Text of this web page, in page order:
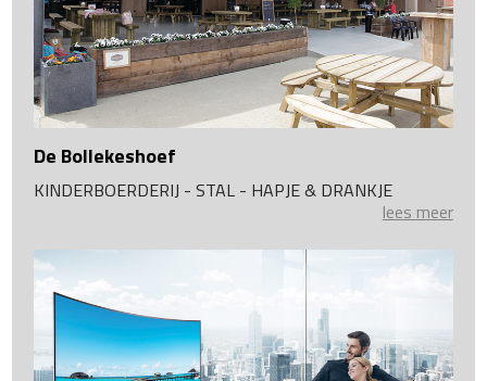
De Bollekeshoef
KINDERBOERDERIJ - STAL - HAPJE & DRANKJE
lees meer